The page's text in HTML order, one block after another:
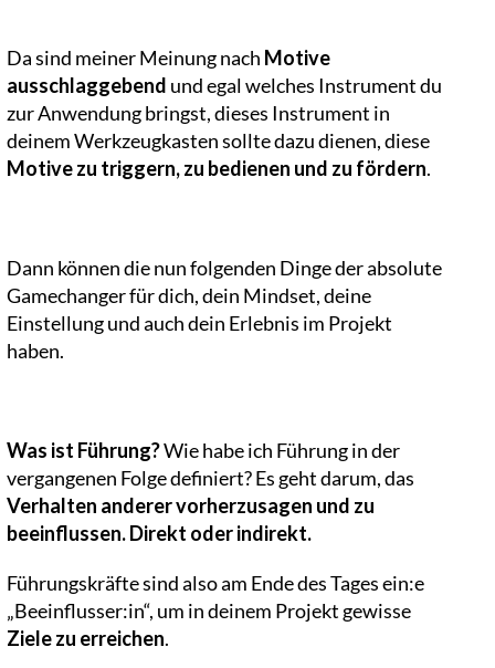
Da sind meiner Meinung nach Motive
ausschlaggebend und egal welches Instrument du
zur Anwendung bringst, dieses Instrument in
deinem Werkzeugkasten sollte dazu dienen, diese
Motive zu triggern, zu bedienen und zu fördern.
Dann können die nun folgenden Dinge der absolute
Gamechanger für dich, dein Mindset, deine
Einstellung und auch dein Erlebnis im Projekt
haben.
Was ist Führung?Wie habe ich Führung in der
vergangenen Folge definiert? Es geht darum, das
Verhalten anderer vorherzusagen und zu
beeinflussen. Direkt oder indirekt.
Führungskräfte sind also am Ende des Tages ein:e
„Beeinflusser:in“, um in deinem Projekt gewisse
Ziele zu erreichen.